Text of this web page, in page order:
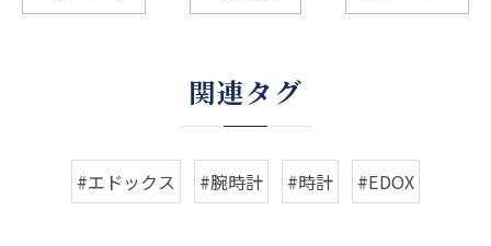
関連タグ
#エドックス #腕時計 #時計 #EDOX